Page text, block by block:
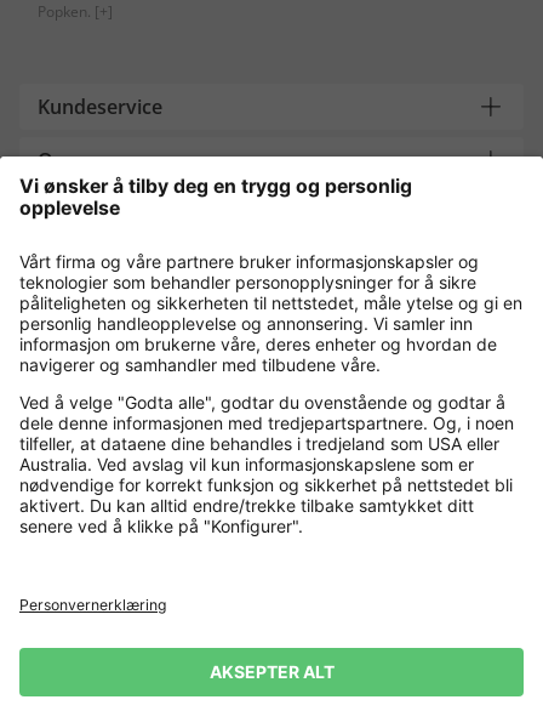
Popken. [+]
Kundeservice
Om oss
Contact
Payment and Delivery
Kjøp trygt med
Flere nettbutikker
Norge
Personvernerklæring
Vilkår og betingelser
Firmainformasjon
Angrerett Levering